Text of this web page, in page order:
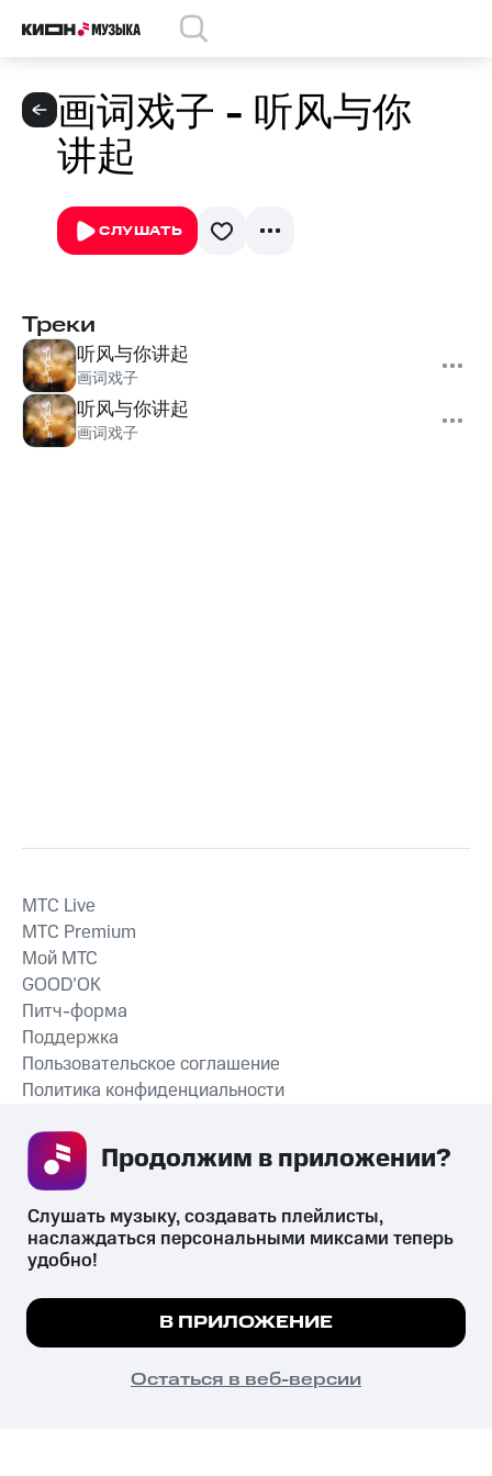
画词戏子 - 听风与你
讲起
СЛУШАТЬ
Треки
听风与你讲起
画词戏子
听风与你讲起
画词戏子
СКАЧАТЬ ПРИЛОЖЕНИЕ
MTС Live
MTС Premium
Мой МТС
GOOD’OK
Питч-форма
Поддержка
Пользовательское соглашение
Политика конфиденциальности
психотропных веществ, их аналогов причиняет вред здоровью,
их незаконный оборот запрещён и влечёт установленную
законодательством ответственность.
© 2026 ООО «КИОН».
Все права защищены
Мы используем куки, чтобы на сайте все
Подробнее
ПОНЯТНО
Слушать музыку, создавать плейлисты,
наслаждаться персональными миксами теперь
удобно!
В ПРИЛОЖЕНИЕ
Остаться в веб-версии